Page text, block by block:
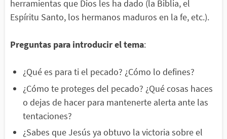
herramientas que Dios les ha dado (la Biblia, el
Espíritu Santo, los hermanos maduros en la fe, etc.).
Preguntas para introducir el tema:
¿Qué es para ti el pecado? ¿Cómo lo defines?
¿Cómo te proteges del pecado? ¿Qué cosas haces
o dejas de hacer para mantenerte alerta ante las
tentaciones?
¿Sabes que Jesús ya obtuvo la victoria sobre el